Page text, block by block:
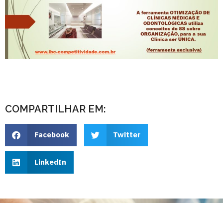
COMPARTILHAR EM:
Facebook Twitter
LinkedIn